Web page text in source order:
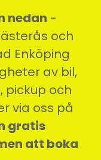
nedan -
och
Enköping
av bil,
pickup och
via oss på
gratis
att boka